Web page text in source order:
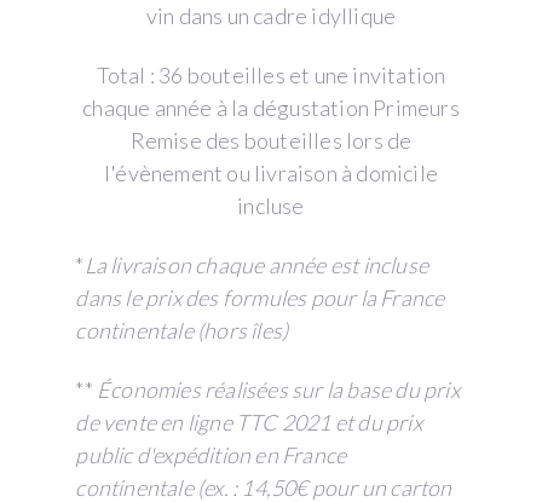
vin dans un cadre idyllique
Total : 36 bouteilles et une invitation
chaque année à la dégustation Primeurs
Remise des bouteilles lors de
l'évènement ou livraison à domicile
incluse
*La livraison chaque année est incluse
dans le prix des formules pour la France
continentale (hors îles)
** Économies réalisées sur la base du prix
de vente en ligne TTC 2021 et du prix
public d'expédition en France
continentale (ex. : 14,50€ pour un carton